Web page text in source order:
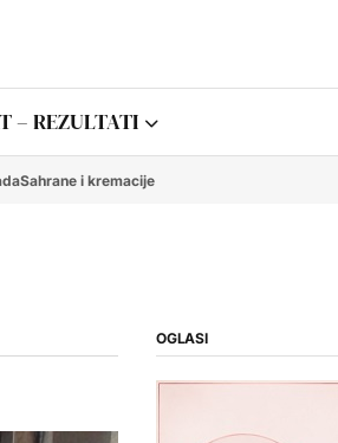
– REZULTATI
Sahrane i kremacije
OGLASI